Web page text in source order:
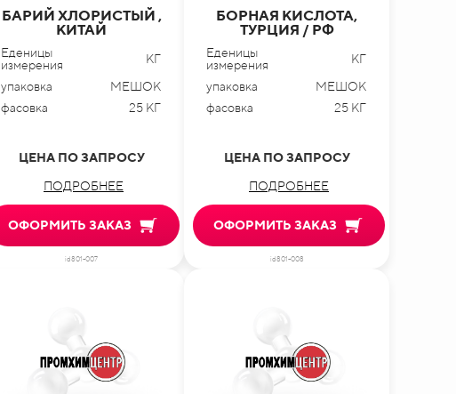
БАРИЙ ХЛОРИСТЫЙ ,
КИТАЙ
Еденицы
измерения
КГ
упаковка
МЕШОК
фасовка
25 КГ
ЦЕНА ПО ЗАПРОСУ
ПОДРОБНЕЕ
ОФОРМИТЬ ЗАКАЗ
id801-007
БОРНАЯ КИСЛОТА,
ТУРЦИЯ / РФ
Еденицы
измерения
КГ
упаковка
МЕШОК
фасовка
25 КГ
ЦЕНА ПО ЗАПРОСУ
ПОДРОБНЕЕ
ОФОРМИТЬ ЗАКАЗ
id801-008